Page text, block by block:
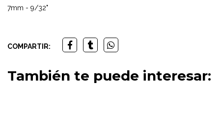
7mm - 9/32"
COMPARTIR:
También te puede interesar: